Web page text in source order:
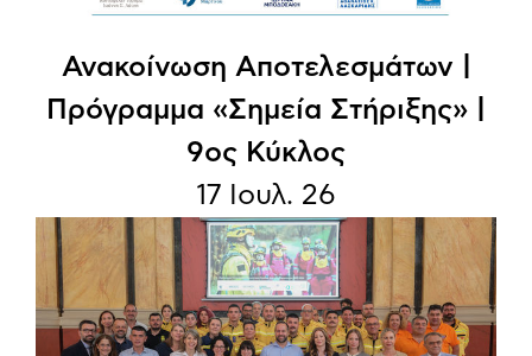
Ανακοίνωση Aποτελεσμάτων |
Πρόγραμμα «Σημεία Στήριξης» |
9ος Κύκλος
17 Ιουλ. 26